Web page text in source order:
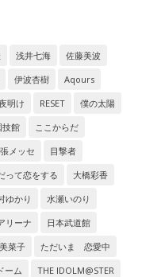
浅井七海
佐藤美波
伊波杏樹
Aqours
明け RESET
僕の太陽
技館
ここからだ
メッセ
目撃者
って恋をする
大橋彩香
ゆかり
水瀬いのり
リーナ
日本武道館
菜子
ただいま 恋愛中
ーム
THE IDOLM@STER